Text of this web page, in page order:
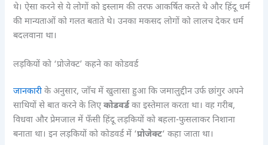
थे। ऐसा करने से ये लोगों को इस्लाम की तरफ आकर्षित करते थे और हिंदू धर्म
की मान्यताओं को गलत बताते थे। उनका मकसद लोगों को लालच देकर धर्म
बदलवाना था।
लड़कियों को ‘प्रोजेक्ट’ कहने का कोडवर्ड
जानकारी के अनुसार, जाँच में खुलासा हुआ कि जमालुद्दीन उर्फ छांगुर अपने
साथियों से बात करने के लिएकोडवर्डका इस्तेमाल करता था। वह गरीब,
विधवा और प्रेमजाल में फँसी हिंदू लड़कियों को बहला-फुसलाकर निशाना
बनाता था। इन लड़कियों को कोडवर्ड में ‘प्रोजेक्ट‘ कहा जाता था।